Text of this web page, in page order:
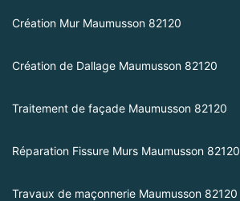
Création Mur Maumusson 82120
Création de Dallage Maumusson 82120
Traitement de façade Maumusson 82120
Réparation Fissure Murs Maumusson 82120
Travaux de maçonnerie Maumusson 82120